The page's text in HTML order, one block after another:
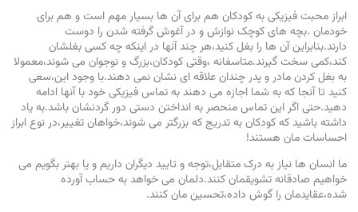
ابراز محبت فیزیکی به کودکان هم برای آن ها بسیار مهم است و هم برای
خودمان .بچه های کوچک نوازش و در آغوش گرفته شدن را دوست
دارند.بنابراین آن ها را بغل کنید،هر چند آنها در اینکه چه کسی بغلشان
کند،کمی سخت گیرند.متاسفانه ،وقتی کودکان،بزرگ و نوجوان می شوند،معمولا
به بغل کردن مادر و پدر چندان علاقه ای نشان نمی دهند.با وجود این،سعی
کنید تا آنجا که به شما اجازه می دهند به تماس فیزیکی خود با آنها ادامه
دهید.حتی اگر این تماس منحصر به انداختن دستی دور گردنشان باشد.به یاد
داشته باشید که کودکان به تدریج که بزرگتر می شوند،خواهان تغییر،در نوع ابراز
احساسات مان هستند!
ما انسان ها نیاز به درک متقابل،توجه و تایید دیگران داریم و یا بهتر بگویم می
خواهیم صادقانه تشویقمان کنند.دلمان می خواهد به حساب آورده
شده،عقایدمان را گوش داده،تحسین مان کنند.